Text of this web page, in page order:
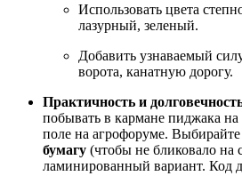
Использовать цвета
лазурный, зеленый.
Добавить узнаваемый
ворота, канатную дорогу.
Практичность и
побывать в кармане пиджака на
поле на агрофоруме. Выбирайте
бумагу (чтобы не бликовало на
ламинированный вариант. Код